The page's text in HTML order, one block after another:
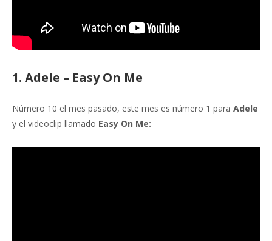
1. Adele – Easy On Me
Número 10 el mes pasado, este mes es número 1 para Adele
y el videoclip llamado Easy On Me: